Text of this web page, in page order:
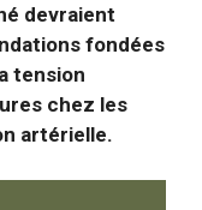
devraient
fondées
tension
chez les
artérielle.